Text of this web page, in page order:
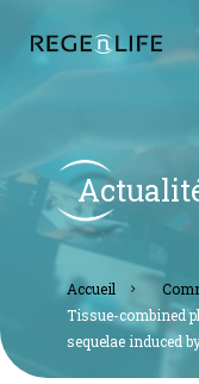
accueil
tissue-combined photobiomodulation improves multiple
sequelae induced